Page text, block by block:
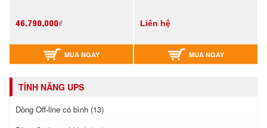
46,790,000₫
MUA NGAY
Liên hệ
MUA NGAY
TÍNH NĂNG UPS
Dòng Off-line có bình (13)